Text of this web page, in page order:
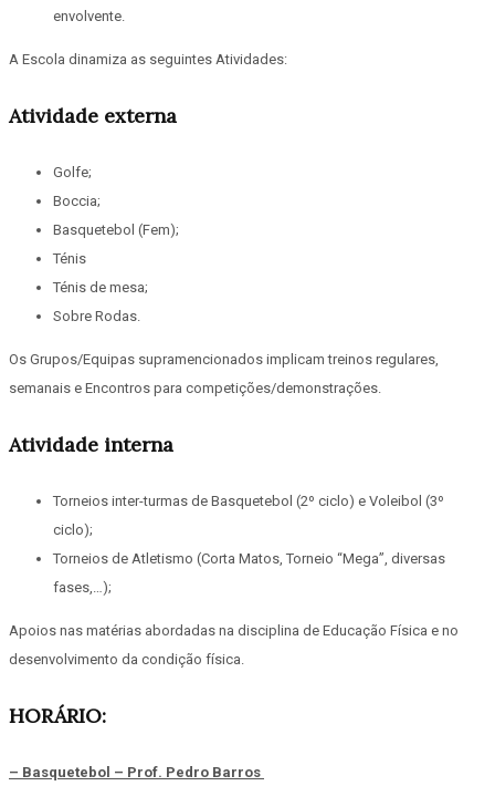
envolvente.
A Escola dinamiza as seguintes Atividades:
Atividade externa
Golfe;
Boccia;
Basquetebol (Fem);
Ténis
Ténis de mesa;
Sobre Rodas.
Os Grupos/Equipas supramencionados implicam treinos regulares,
semanais e Encontros para competições/demonstrações.
Atividade interna
Torneios inter-turmas de Basquetebol (2º ciclo) e Voleibol (3º
ciclo);
Torneios de Atletismo (Corta Matos, Torneio “Mega”, diversas
fases,…);
Apoios nas matérias abordadas na disciplina de Educação Física e no
desenvolvimento da condição física.
HORÁRIO:
– Basquetebol – Prof. Pedro Barros